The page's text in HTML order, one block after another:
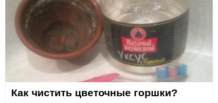
Как чистить цветочные горшки?